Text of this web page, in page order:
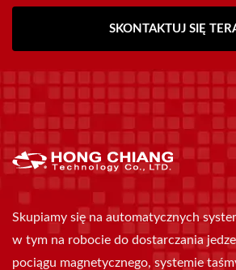
SKONTAKTUJ SIĘ
Skupiamy się na automatycznych
w tym na robocie do dostarczania
pociągu magnetycznego, systemie